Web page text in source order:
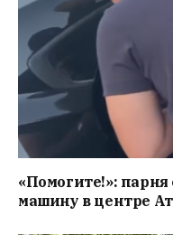
«Помогите!»:
машину в центре